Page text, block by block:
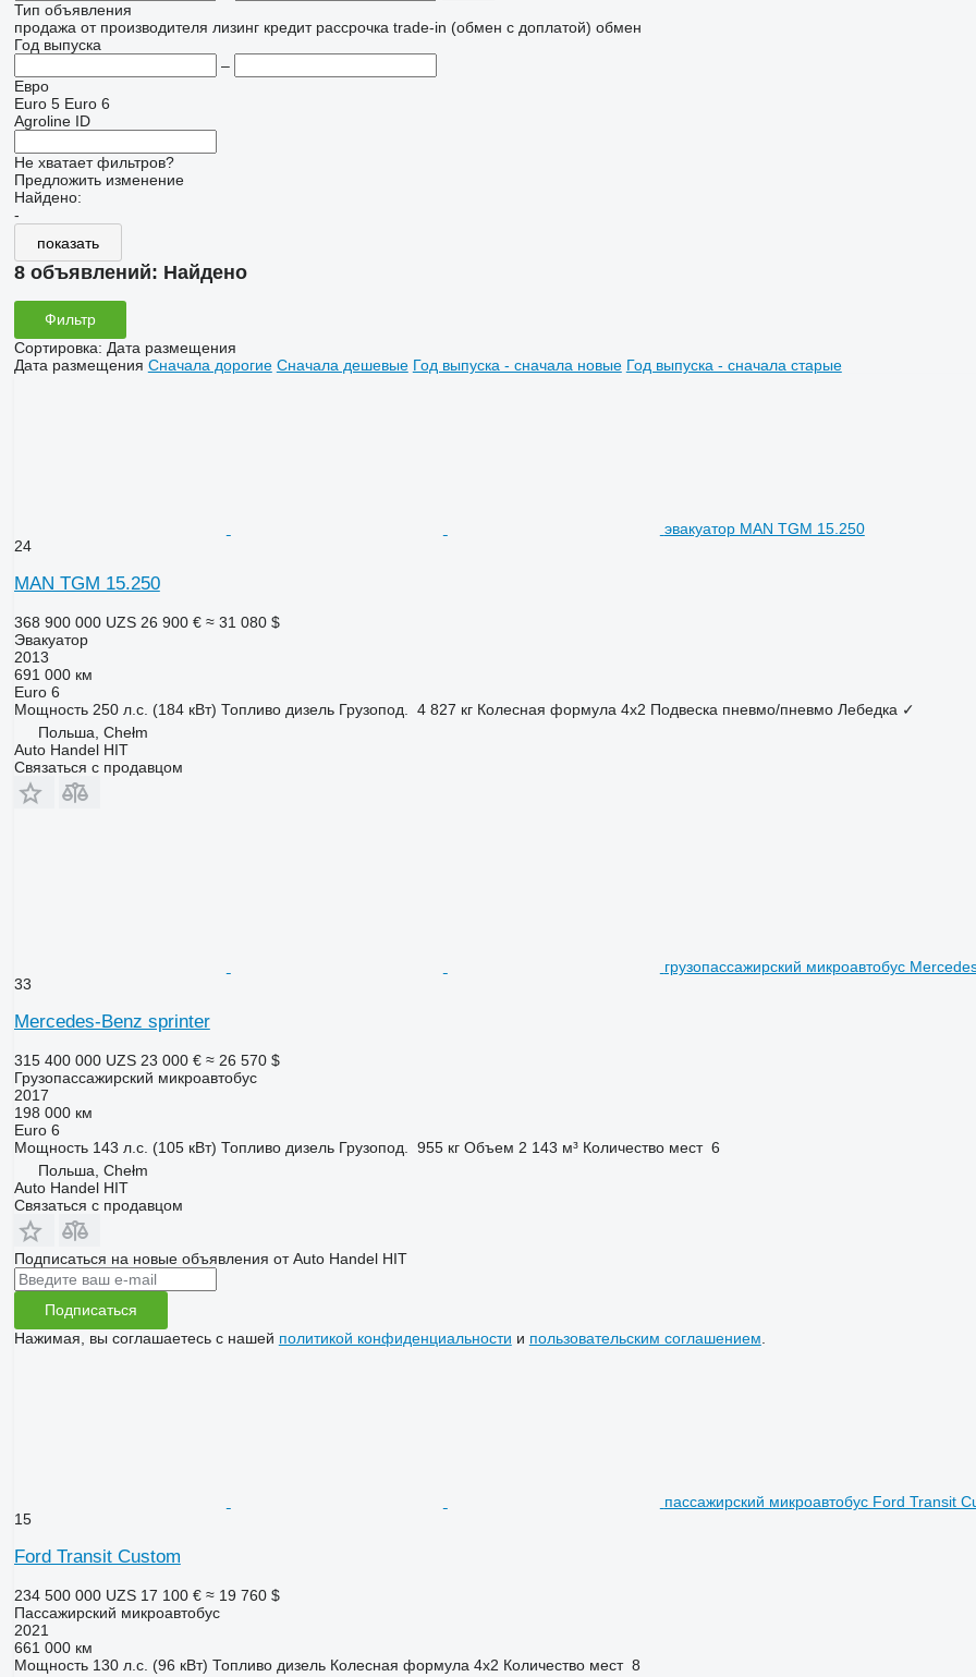
Тип объявления
продажа от производителя лизинг кредит рассрочка trade-in (обмен с доплатой) обмен
Год выпуска
–
Евро
Euro 5 Euro 6
Agroline ID
Не хватает фильтров?
Предложить изменение
Найдено:
-
показать
8 объявлений: Найдено
Фильтр
Сортировка: Дата размещения
Дата размещения Сначала дорогие Сначала дешевые Год выпуска - сначала новые Год выпуска - сначала старые
эвакуатор MAN TGM 15.250
24
MAN TGM 15.250
368 900 000 UZS 26 900 € ≈ 31 080 $
Эвакуатор
2013
691 000 км
Euro 6
Мощность 250 л.с. (184 кВт) Топливо дизель Грузопод. 4 827 кг Колесная формула 4x2 Подвеска пневмо/пневмо Лебедка ✓
Польша, Chełm
Auto Handel HIT
Связаться с продавцом
грузопассажирский микроавтобус
33
Mercedes-Benz sprinter
315 400 000 UZS 23 000 € ≈ 26 570 $
Грузопассажирский микроавтобус
2017
198 000 км
Euro 6
Мощность 143 л.с. (105 кВт) Топливо дизель Грузопод. 955 кг Объем 2 143 м³ Количество мест 6
Польша, Chełm
Auto Handel HIT
Связаться с продавцом
Подписаться на новые объявления от Auto Handel HIT
Подписаться
Нажимая, вы соглашаетесь с нашей политикой конфиденциальности и пользовательским соглашением
пассажирский микроавтобус Ford Transit
15
Ford Transit Custom
234 500 000 UZS 17 100 € ≈ 19 760 $
Пассажирский микроавтобус
2021
661 000 км
Мощность 130 л.с. (96 кВт) Топливо дизель Колесная формула 4x2 Количество мест 8